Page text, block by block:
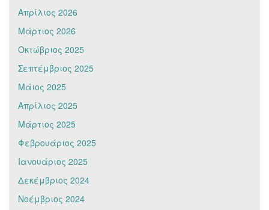
Απρίλιος 2026
Μάρτιος 2026
Οκτώβριος 2025
Σεπτέμβριος 2025
Μάιος 2025
Απρίλιος 2025
Μάρτιος 2025
Φεβρουάριος 2025
Ιανουάριος 2025
Δεκέμβριος 2024
Νοέμβριος 2024